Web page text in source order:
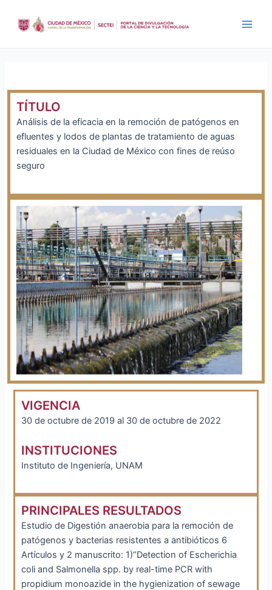
contenido
TÍTULO
Análisis de la eficacia en la remoción de patógenos en
efluentes y lodos de plantas de tratamiento de aguas
residuales en la Ciudad de México con fines de reúso
seguro
VIGENCIA
30 de octubre de 2019 al 30 de octubre de 2022
INSTITUCIONES
Instituto de Ingeniería, UNAM
PRINCIPALES RESULTADOS
Estudio de Digestión anaerobia para la remoción de
patógenos y bacterias resistentes a antibióticos 6
Artículos y 2 manuscrito: 1)”Detection of Escherichia
coli and Salmonella spp. by real-time PCR with
propidium monoazide in the hygienization of sewage